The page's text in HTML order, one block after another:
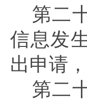
第二
信息发
出申请
第二